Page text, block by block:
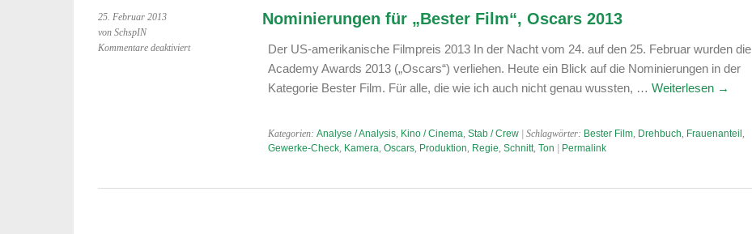
25. Februar 2013
von SchspIN
Kommentare deaktiviertfür
Nominierungen für „Bester Film“, Oscars 2013
Der US-amerikanische Filmpreis 2013 In der Nacht vom 24. auf den 25. Februar wurden die
Academy Awards 2013 („Oscars“) verliehen. Heute ein Blick auf die Nominierungen in der
Kategorie Bester Film. Für alle, die wie ich auch nicht genau wussten, … Weiterlesen →
Kategorien: Analyse / Analysis, Kino / Cinema, Stab / Crew| Schlagwörter: Bester Film, Drehbuch, Frauenanteil ,
Gewerke-Check, Kamera, Oscars, Produktion, Regie, Schnitt, Ton Permalink